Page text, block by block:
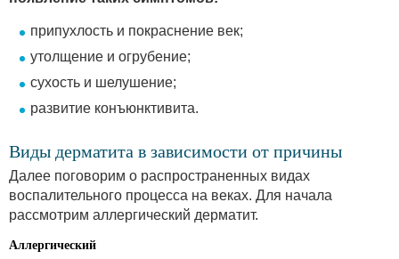
припухлость и покраснение век;
утолщение и огрубение;
сухость и шелушение;
развитие конъюнктивита.
Виды дерматита в зависимости от причины
Далее поговорим о распространенных видах
воспалительного процесса на веках. Для начала
рассмотрим аллергический дерматит.
Аллергический